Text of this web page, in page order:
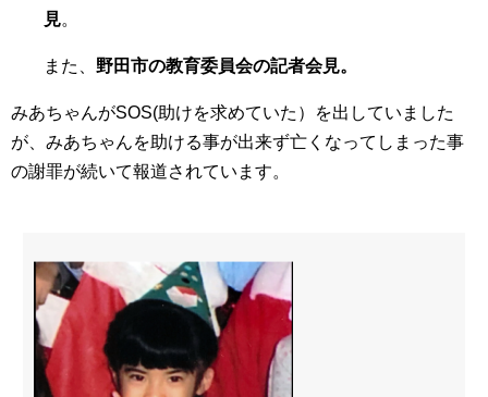
見。
また、 野田市の教育委員会の記者会見。
みあちゃんがSOS(助けを求めていた）を出していました
が、みあちゃんを助ける事が出来ず亡くなってしまった事
の謝罪が続いて報道されています。